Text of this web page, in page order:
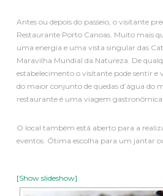
Antes ou depois do passeio, o visitante
Restaurante Porto Canoas. Muito mais
uma energia e uma vista singular das
Maravilha Mundial da Natureza. De
estabelecimento o visitante pode sentir e
do maior conjunto de quedas d’água do
restaurante é uma viagem gastronômica
O local também está aberto para a
eventos. Ótima escolha para um jantar
[Show slideshow]